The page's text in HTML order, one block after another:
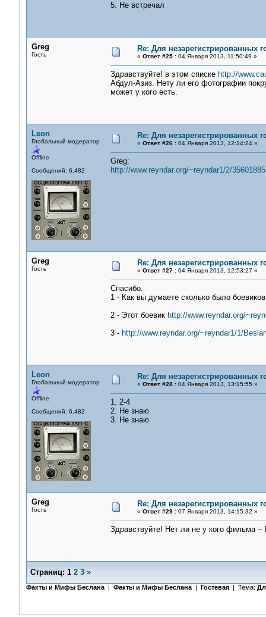
5. Не встречал
Greg
Гость
Re: Для незарегистрированных
« Ответ #25 :04 Января 2013, 11:50:49 »
Здравствуйте! в этом списке http://
Абдул-Азиз. Нету ли его фотографии
может у кого есть.
Leon
Глобальный модератор
Offline
Сообщений: 6,482
Re: Для незарегистрированных
« Ответ #26 :04 Января 2013, 12:14:24 »
Greg:
http://www.reyndar.org/~reyndar1/2/
Greg
Гость
Re: Для незарегистрированных
« Ответ #27 :04 Января 2013, 12:53:27 »
Спасибо.
1 - Как вы думаете сколько было
2 - Этот боевик http://www.reyndar.org/
3 - http://www.reyndar.org/~reyndar1/1/
Leon
Глобальный модератор
Offline
Сообщений: 6,482
Re: Для незарегистрированных
« Ответ #28 :04 Января 2013, 13:15:55 »
1. 2-4
2. Не знаю
3. Не знаю
Greg
Гость
Re: Для незарегистрированных
« Ответ #29 :07 Января 2013, 14:15:32 »
Здравствуйте! Нет ли не у кого фильма --
Страниц: 1 2 3 »
Факты и Мифы Беслана| Факты и Мифы Беслана| Гостевая | Тема: